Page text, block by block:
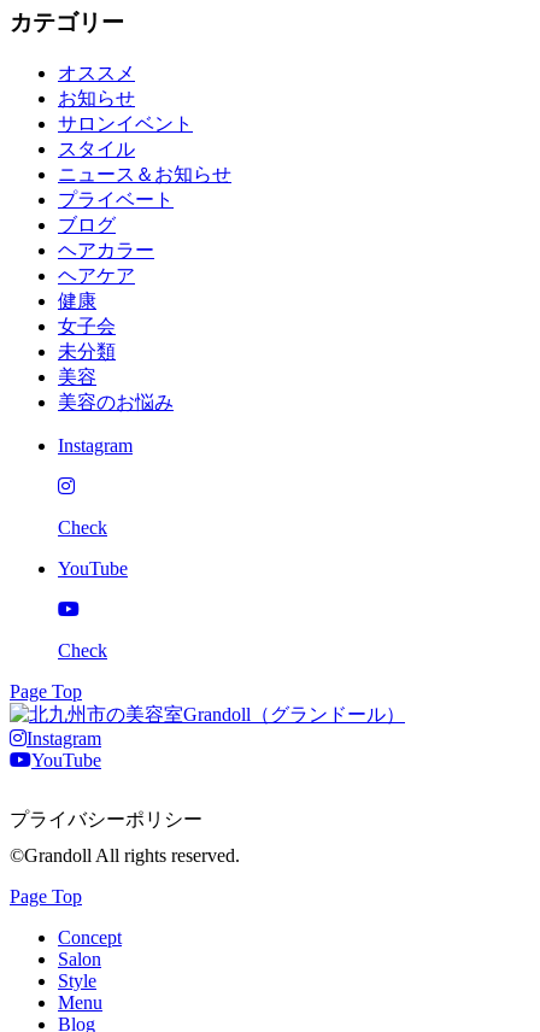
カテゴリー
オススメ
お知らせ
サロンイベント
スタイル
ニュース＆お知らせ
プライベート
ブログ
ヘアカラー
ヘアケア
健康
女子会
未分類
美容
美容のお悩み
Instagram
Check
YouTube
Check
Page Top
Instagram
YouTube
プライバシーポリシー
©Grandoll All rights reserved.
Page Top
Concept
Salon
Style
Menu
Blog